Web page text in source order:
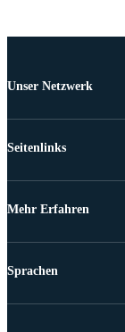
Unser Netzwerk
Seitenlinks
Mehr Erfahren
Sprachen